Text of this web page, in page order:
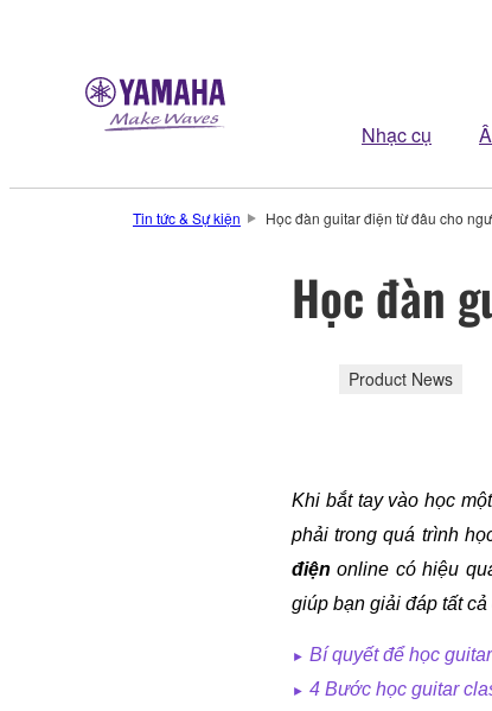
Nhạc cụ
Tin tức & Sự kiện Học đàn guitar điện từ đâu cho
Học đàn
Product News
Khi bắt tay vào học
phải trong quá trình
điện online có hiệu
giúp bạn giải đáp tất
► Bí quyết để học
► 4 Bước học guitar